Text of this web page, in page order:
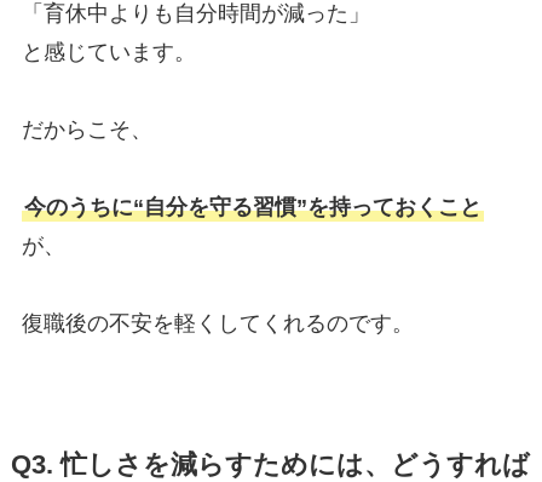
「育休中よりも自分時間が減った」
と感じています。
だからこそ、
今のうちに“自分を守る習慣”を持っておくこと
が、
復職後の不安を軽くしてくれるのです。
Q3. 忙しさを減らすためには、どうすれば